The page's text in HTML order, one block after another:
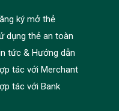
ký mở thẻ
dụng thẻ an toàn
tức & Hướng dẫn
tác với Merchant
tác với Bank